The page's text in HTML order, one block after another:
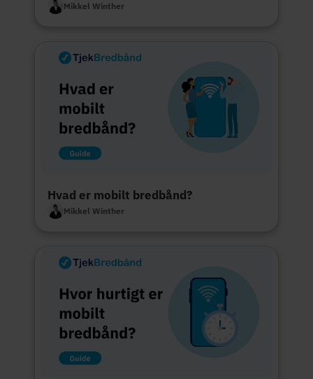
Mikkel Winther
Hvad er mobilt bredbånd?
Mikkel Winther